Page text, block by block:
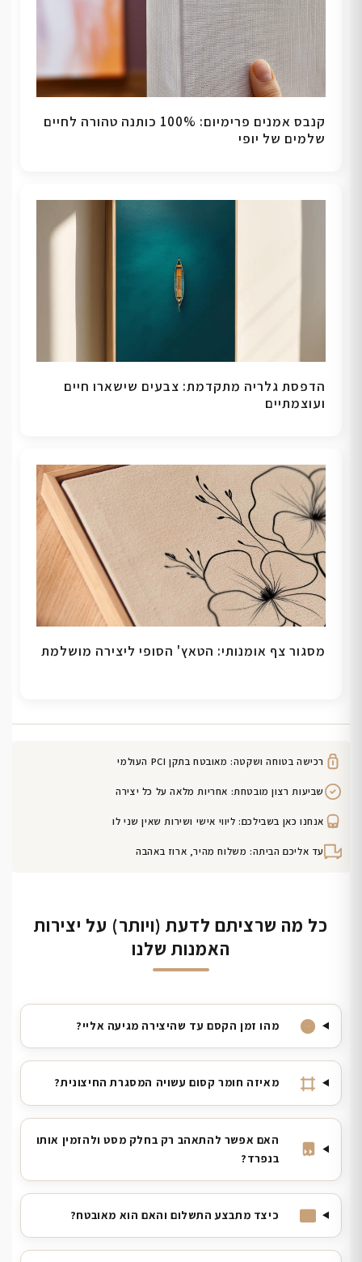
קנבס אמנים פרימיום: 100% כותנה טהורה לחיים
שלמים של יופי
הדפסת גלריה מתקדמת: צבעים שישארו חיים
ועוצמתיים
מסגור צף אומנותי: הטאץ' הסופי ליצירה מושלמת
רכישה בטוחה ושקטה: מאובטח בתקן PCI העולמי
שביעות רצון מובטחת: אחריות מלאה על כל יצירה
אנחנו כאן בשבילכם: ליווי אישי ושירות שאין שני לו
עד אליכם הביתה: משלוח מהיר, ארוז באהבה
כל מה שרציתם לדעת (ויותר) על יצירות
האמנות שלנו
מהו זמן הקסם עד שהיצירה מגיעה אליי?
מאיזה חומר קסום עשויה המסגרת החיצונית?
האם אפשר להתאהב רק בחלק מסט ולהזמין אותו
בנפרד?
כיצד מתבצע התשלום והאם הוא מאובטח?